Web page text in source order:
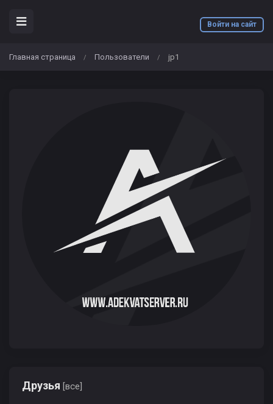
Войти на сайт
Главная страница / Пользователи / jp1
Друзья [все]